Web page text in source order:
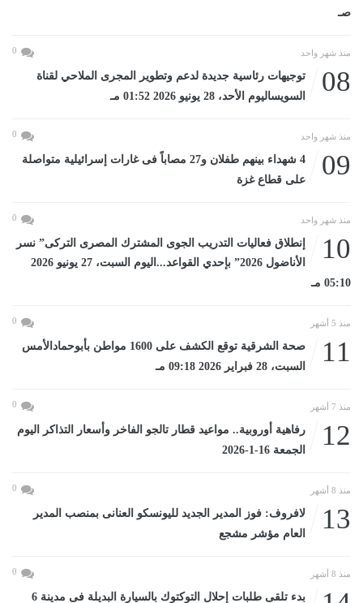
صـ
منذ شهر واحد 0
08
توجيهات رئاسية جديدة لدعم وتطوير المجرى الملاحي لقناة
السويساليوم الأحد، 28 يونيو 2026 01:52 مـ
منذ شهر واحد 0
09
4 شهداء بينهم طفلان و27 مصاباً فى غارات إسرائيلية متواصلة
على قطاع غزة
منذ شهر واحد 0
10
إنطلاق فعاليات التدريب الجوى المشترك المصرى التركى” نسر
الأناضول 2026” بإحدي القواعد...اليوم السبت، 27 يونيو 2026
05:10 مـ
منذ 5 أشهر 0
11
صحة الشرقية توقع الكشف على 1600 مواطن بأبوحمادالأمس
السبت، 28 فبراير 2026 09:18 مـ
منذ 7 أشهر 0
12
رفاهية أوروبية.. مواعيد قطار تالجو الفاخر وأسعار التذاكر اليوم
الجمعة 16-1-2026
منذ 8 أشهر 0
13
لافروف: فوز المدير الجديد لليونسكو العنانى بمنصب المدير
العام مؤشر مشجع
منذ 8 أشهر 0
بدء تلقى طلبات إحلال التوكتوك بالسيارة البديلة فى مدينة 6